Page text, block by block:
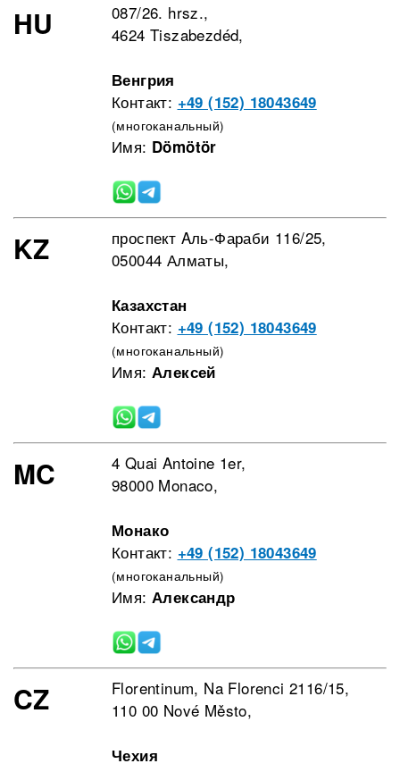
HU
087/26. hrsz.,
4624 Tiszabezdéd,
Венгрия
Контакт: +49 (152) 18043649
(многоканальный)
Имя: Dömötör
KZ
проспект Aль-Фараби 116/25,
050044 Алматы,
Казахстан
Контакт: +49 (152) 18043649
(многоканальный)
Имя: Алексей
MC
4 Quai Antoine 1er,
98000 Monaco,
Монако
Контакт: +49 (152) 18043649
(многоканальный)
Имя: Александр
CZ
Florentinum, Na Florenci 2116/15,
110 00 Nové Město,
Чехия